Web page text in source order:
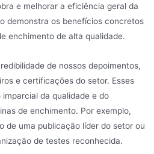
e melhorar a eficiência geral da
demonstra os benefícios concretos
enchimento de alta qualidade.
de nossos depoimentos,
e certificações do setor. Esses
da qualidade e do
de enchimento. Por exemplo,
de uma publicação líder do setor ou
de testes reconhecida.